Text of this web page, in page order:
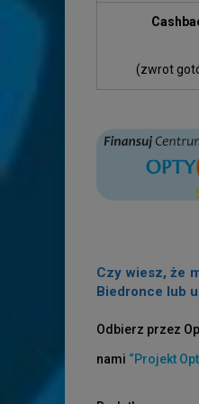
(zwrot
Czy wiesz, że
Biedronce lub
Odbierz przez
nami “Projekt